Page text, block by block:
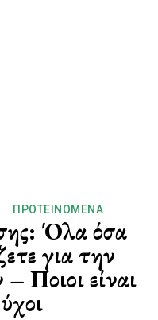
ΠΡΟΤΕΙΝΌΜΕΝΑ
Όλα όσα
για την
Ποιοι είναι